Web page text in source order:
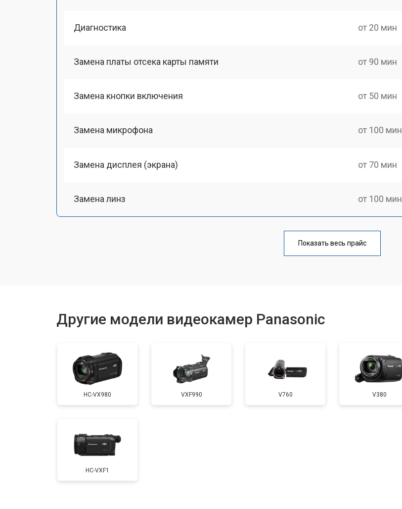
Диагностика от 20 мин
Замена платы отсека карты памяти от 90 мин
Замена кнопки включения от 50 мин
Замена микрофона от 100 мин
Замена дисплея (экрана) от 70 мин
Замена линз от 100 мин
от 50 мин
Показать весь прайс
Другие модели видеокамер Panasonic
HC-VX980 VXF990 V760 V380
HC-VXF1